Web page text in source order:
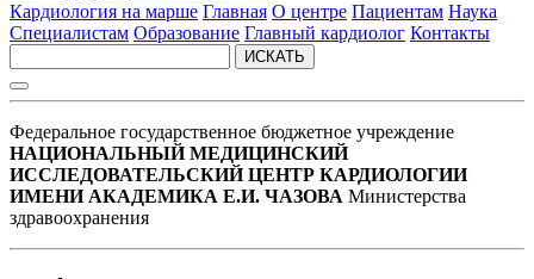
Кардиология на марше Главная О центре Пациентам Наука
Специалистам Образование Главный кардиолог Контакты
ИСКАТЬ
Федеральное государственное бюджетное учреждение
НАЦИОНАЛЬНЫЙ МЕДИЦИНСКИЙ
ИССЛЕДОВАТЕЛЬСКИЙ ЦЕНТР КАРДИОЛОГИИ
ИМЕНИ АКАДЕМИКА Е.И. ЧАЗОВА Министерства
здравоохранения